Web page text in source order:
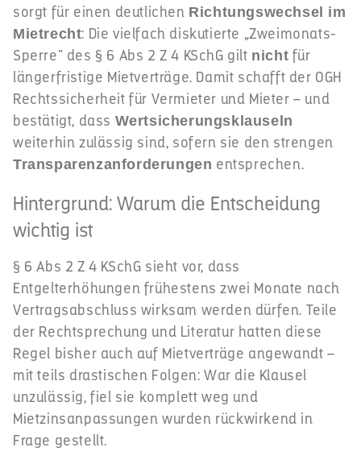
sorgt für einen deutlichen Richtungswechsel im
Mietrecht: Die vielfach diskutierte „Zweimonats-
Sperre“ des § 6 Abs 2 Z 4 KSchG gilt nicht für
längerfristige Mietverträge. Damit schafft der OGH
Rechtssicherheit für Vermieter und Mieter – und
bestätigt, dass Wertsicherungsklauseln
weiterhin zulässig sind, sofern sie den strengen
Transparenzanforderungen entsprechen.
Hintergrund: Warum die Entscheidung
wichtig ist
§ 6 Abs 2 Z 4 KSchG sieht vor, dass
Entgelterhöhungen frühestens zwei Monate nach
Vertragsabschluss wirksam werden dürfen. Teile
der Rechtsprechung und Literatur hatten diese
Regel bisher auch auf Mietverträge angewandt –
mit teils drastischen Folgen: War die Klausel
unzulässig, fiel sie komplett weg und
Mietzinsanpassungen wurden rückwirkend in
Frage gestellt.